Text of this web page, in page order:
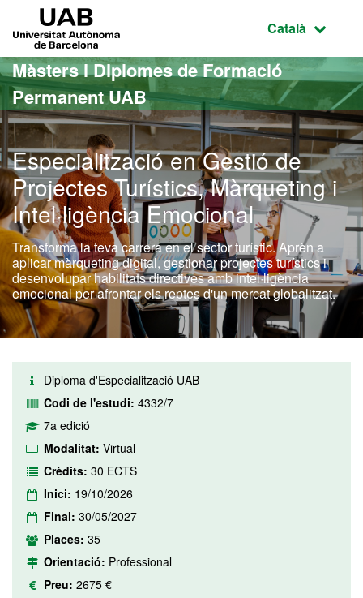
Ves al contingut principal
Ves a la navegació de la pàgina
Idioma
Català
Màsters i Diplomes de Formació
Permanent UAB
Especialització en Gestió de
Projectes Turístics, Màrqueting i
Intel·ligència Emocional
Transforma la teva carrera en el sector turístic. Aprèn a
aplicar màrqueting digital, gestionar projectes turístics i
desenvolupar habilitats directives amb intel·ligència
emocional per afrontar els reptes d'un mercat globalitzat.
Diploma d'Especialització UAB
Codi de l'estudi: 4332/7
7a edició
Modalitat: Virtual
Crèdits: 30 ECTS
Inici: 19/10/2026
Final: 30/05/2027
Places: 35
Orientació: Professional
Preu: 2675 €